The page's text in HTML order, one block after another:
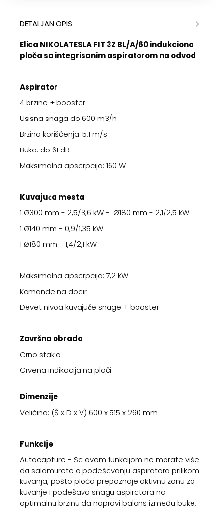
DETALJAN OPIS
Elica NIKOLATESLA FIT 3Z BL/A/60 indukciona
ploča sa integrisanim aspiratorom na odvod
Aspirator
4 brzine + booster
Usisna snaga do 600 m3/h
Brzina korišćenja: 5,1 m/s
Buka: do 61 dB
Maksimalna apsorpcija: 160 W
Kuvajuća mesta
1 Ø300 mm - 2,5/3,6 kW - Ø180 mm - 2,1/2,5 kW
1 Ø140 mm - 0,9/1,35 kW
1 Ø180 mm - 1,4/2,1 kW
Maksimalna apsorpcija: 7,2 kW
Komande na dodir
Devet nivoa kuvajuće snage + booster
Završna obrada
Crno staklo
Crvena indikacija na ploči
Dimenzije
Veličina: (Š x D x V) 600 x 515 x 260 mm
Funkcije
Autocapture - Sa ovom funkcijom ne morate više
da salamurete o podešavanju aspiratora prilikom
kuvanja, pošto ploča prepoznaje aktivnu zonu za
kuvanje i podešava snagu aspiratora na
optimalnu brzinu da napravi balans između buke,